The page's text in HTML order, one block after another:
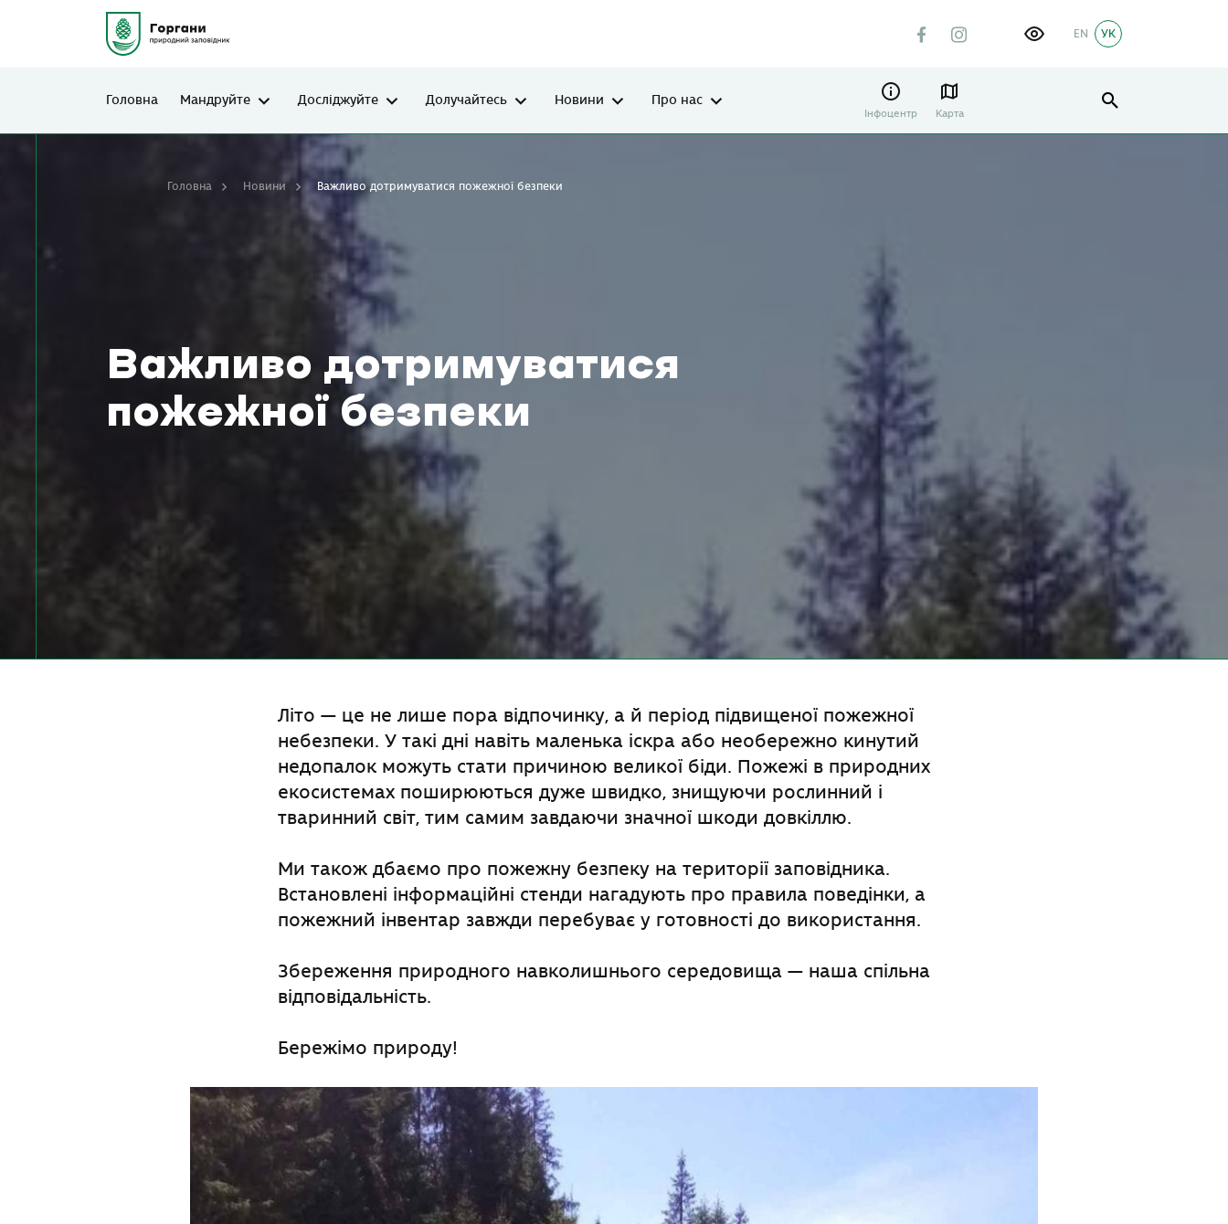
УК
EN
Головна Мандруйте Досліджуйте Долучайтесь Новини Про нас
Інфоцентр Карта
Важливо дотримуватися
пожежної безпеки
Головна Новини Важливо дотримуватися пожежної безпеки
Літо — це не лише пора відпочинку, а й період підвищеної пожежної
небезпеки. У такі дні навіть маленька іскра або необережно кинутий
недопалок можуть стати причиною великої біди. Пожежі в природних
екосистемах поширюються дуже швидко, знищуючи рослинний і
тваринний світ, тим самим завдаючи значної шкоди довкіллю.
Ми також дбаємо про пожежну безпеку на території заповідника.
Встановлені інформаційні стенди нагадують про правила поведінки, а
пожежний інвентар завжди перебуває у готовності до використання.
Збереження природного навколишнього середовища — наша спільна
відповідальність.
Бережімо природу!